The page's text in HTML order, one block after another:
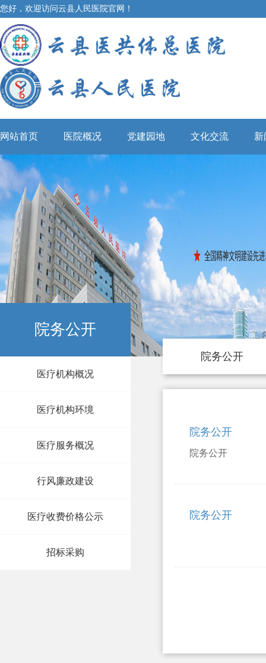
您好，欢迎访问云县人民医院官网！
网站首页 医院概况 党建园地 文化交流 新
院务公开
医疗机构概况
医疗机构环境
医疗服务概况
行风廉政建设
医疗收费价格公示
招标采购
院务公开
院务公开
院务公开
院务公开